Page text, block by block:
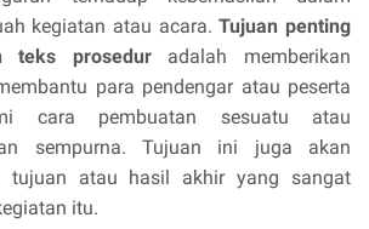
kegiatan atau acara.Tujuan penting
teks proseduradalah memberikan
para pendengar atau peserta
cara pembuatan sesuatu atau
sempurna. Tujuan ini juga akan
tujuan atau hasil akhir yang sangat
itu.